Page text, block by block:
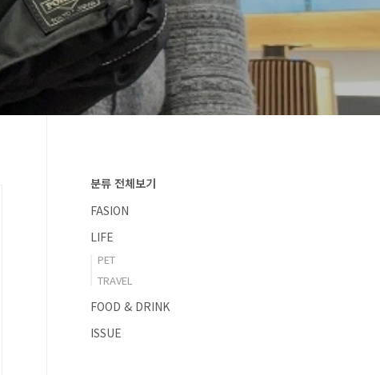
분류 전체보기
FASION
LIFE
PET
TRAVEL
FOOD & DRINK
ISSUE